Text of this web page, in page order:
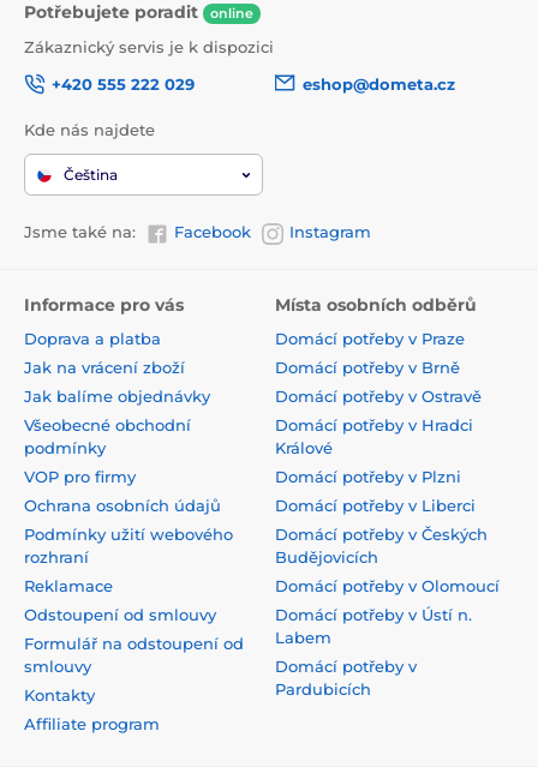
Potřebujete poradit online
Zákaznický servis je k dispozici
+420 555 222 029
eshop@dometa.cz
Kde nás najdete
Čeština
Jsme také na: Facebook Instagram
Informace pro vás
Doprava a platba
Jak na vrácení zboží
Jak balíme objednávky
Všeobecné obchodní
podmínky
VOP pro firmy
Ochrana osobních údajů
Podmínky užití webového
rozhraní
Reklamace
Odstoupení od smlouvy
Formulář na odstoupení od
smlouvy
Kontakty
Affiliate program
Místa osobních odběrů
Domácí potřeby v Praze
Domácí potřeby v Brně
Domácí potřeby v Ostravě
Domácí potřeby v Hradci
Králové
Domácí potřeby v Plzni
Domácí potřeby v Liberci
Domácí potřeby v Českých
Budějovicích
Domácí potřeby v Olomoucí
Domácí potřeby v Ústí n.
Labem
Domácí potřeby v
Pardubicích